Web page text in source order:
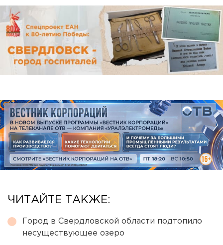
ЧИТАЙТЕ ТАКЖЕ:
Город в Свердловской области подтопило
несуществующее озеро